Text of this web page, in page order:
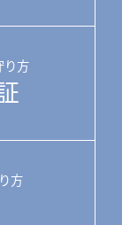
り方
方